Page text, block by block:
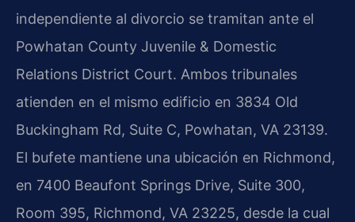
independiente al divorcio se tramitan ante el
Powhatan County Juvenile & Domestic
Relations District Court. Ambos tribunales
atienden en el mismo edificio en 3834 Old
Buckingham Rd, Suite C, Powhatan, VA 23139.
El bufete mantiene una ubicación en Richmond,
en 7400 Beaufont Springs Drive, Suite 300,
Room 395, Richmond, VA 23225, desde la cual